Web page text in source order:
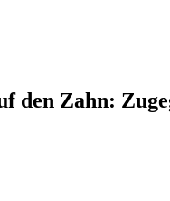
den Zahn: